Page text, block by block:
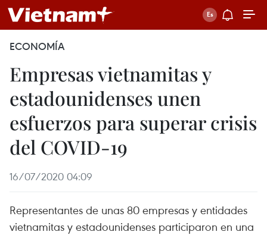
ECONOMÍA
Empresas vietnamitas y
estadounidenses unen
esfuerzos para superar crisis
del COVID-19
16/07/2020 04:09
Representantes de unas 80 empresas y entidades
vietnamitas y estadounidenses participaron en una